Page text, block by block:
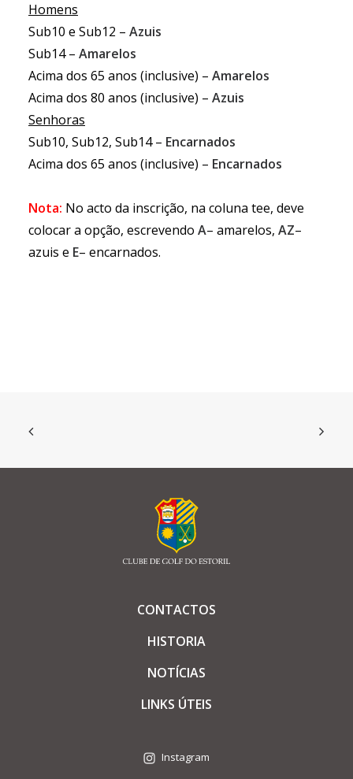
Homens
Sub10 e Sub12 – Azuis
Sub14 – Amarelos
Acima dos 65 anos (inclusive) – Amarelos
Acima dos 80 anos (inclusive) – Azuis
Senhoras
Sub10, Sub12, Sub14 – Encarnados
Acima dos 65 anos (inclusive) – Encarnados
Nota: No acto da inscrição, na coluna tee, deve
colocar a opção, escrevendo A– amarelos, AZ–
azuis e E– encarnados.
CONTACTOS
HISTORIA
NOTÍCIAS
LINKS ÚTEIS
Instagram